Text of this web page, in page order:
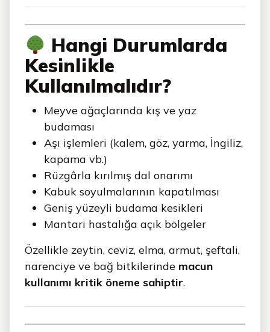
Hangi Durumlarda
Kesinlikle
Kullanılmalıdır?
Meyve ağaçlarında kış ve yaz
budaması
Aşı işlemleri (kalem, göz, yarma, İngiliz,
kapama vb.)
Rüzgârla kırılmış dal onarımı
Kabuk soyulmalarının kapatılması
Geniş yüzeyli budama kesikleri
Mantari hastalığa açık bölgeler
Özellikle zeytin, ceviz, elma, armut, şeftali,
narenciye ve bağ bitkilerinde macun
kullanımı kritik öneme sahiptir.